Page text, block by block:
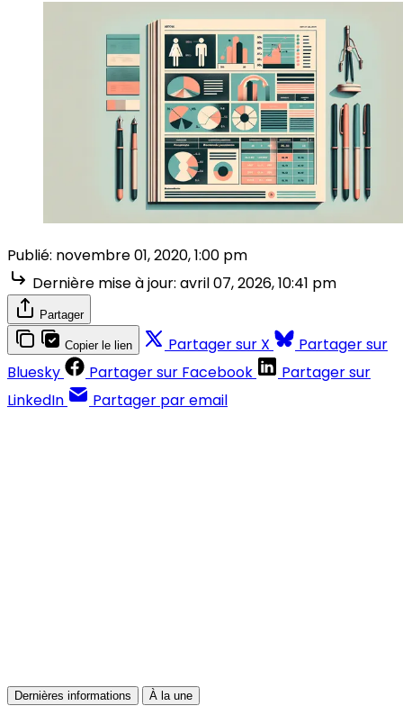
Publié: novembre 01, 2020, 1:00 pm
Dernière mise à jour: avril 07, 2026, 10:41 pm
Partager
Copier le lien Partager sur X
Partager sur
Bluesky
Partager sur Facebook
Partager sur
LinkedIn
Partager par email
Dernières informations À la une